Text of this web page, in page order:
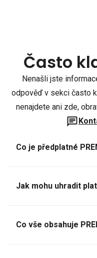
Často
Nenašli jste
odpověď v sekci často
nenajdete ani zde,
Co je předplatné
Jak mohu uhradit
Co vše obsahuje